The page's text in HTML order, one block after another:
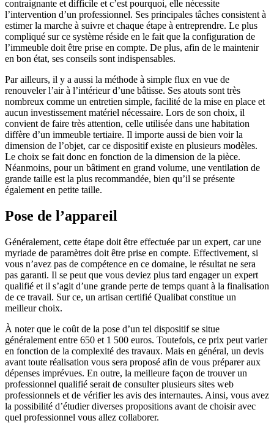
contraignante et difficile et c’est pourquoi, elle nécessite
l’intervention d’un professionnel. Ses principales tâches consistent à
estimer la marche à suivre et chaque étape à entreprendre. Le plus
compliqué sur ce système réside en le fait que la configuration de
l’immeuble doit être prise en compte. De plus, afin de le maintenir
en bon état, ses conseils sont indispensables.
Par ailleurs, il y a aussi la méthode à simple flux en vue de
renouveler l’air à l’intérieur d’une bâtisse. Ses atouts sont très
nombreux comme un entretien simple, facilité de la mise en place et
aucun investissement matériel nécessaire. Lors de son choix, il
convient de faire très attention, celle utilisée dans une habitation
diffère d’un immeuble tertiaire. Il importe aussi de bien voir la
dimension de l’objet, car ce dispositif existe en plusieurs modèles.
Le choix se fait donc en fonction de la dimension de la pièce.
Néanmoins, pour un bâtiment en grand volume, une ventilation de
grande taille est la plus recommandée, bien qu’il se présente
également en petite taille.
Pose de l’appareil
Généralement, cette étape doit être effectuée par un expert, car une
myriade de paramètres doit être prise en compte. Effectivement, si
vous n’avez pas de compétence en ce domaine, le résultat ne sera
pas garanti. Il se peut que vous deviez plus tard engager un expert
qualifié et il s’agit d’une grande perte de temps quant à la finalisation
de ce travail. Sur ce, un artisan certifié Qualibat constitue un
meilleur choix.
À noter que le coût de la pose d’un tel dispositif se situe
généralement entre 650 et 1 500 euros. Toutefois, ce prix peut varier
en fonction de la complexité des travaux. Mais en général, un devis
avant toute réalisation vous sera proposé afin de vous préparer aux
dépenses imprévues. En outre, la meilleure façon de trouver un
professionnel qualifié serait de consulter plusieurs sites web
professionnels et de vérifier les avis des internautes. Ainsi, vous avez
la possibilité d’étudier diverses propositions avant de choisir avec
quel professionnel vous allez collaborer.